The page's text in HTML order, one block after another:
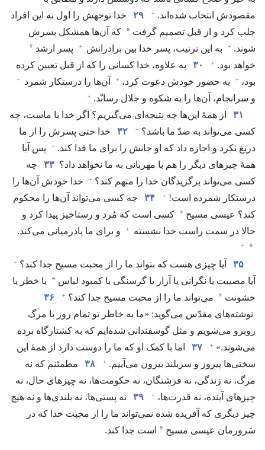
مقصودش انتخاب شده‌اند.‏ + ۲۹
خدا توجهش را اول به این افراد
جلب کرد و از قبل تصمیم گرفت * که آن‌ها همشکل پسرش
شوند.‏ + به این ترتیب،‏ پسر خدا بین برادرانش + پسر ارشد *
خواهد بود.‏ + ۳۰
به علاوه،‏ خدا کسانی را که از قبل تعیین کرده
بود،‏ + به حضور خودش دعوت کرد،‏ + آن‌ها را درستکار شمرد +
و سرانجام،‏ آن‌ها را به شکوه و جلال رسانْد.‏ +
۳۱
از همهٔ این‌ها چه نتیجه‌ای می‌گیریم؟‏ اگر خدا با ماست،‏ چه
کسی می‌تواند به ضدّ ما باشد؟‏ + ۳۲
خدا حتی پسرش را از ما
دریغ نکرد و اجازه داد که او جانش را برای ما فدا کند.‏ +
پس آیا
همهٔ چیزهای دیگر را هم با مهربانی به ما نخواهد داد؟‏ ۳۳
چه
کسی می‌تواند برگزیدگان خدا را متهم کند؟‏ +
خدا خودش آن‌ها را
درستکار شمرده است!‏ + ۳۴
چه کسی می‌تواند آن‌ها را محکوم
کند؟‏ عیسی مسیح * کسی است که مُرد و رستاخیز پیدا کرد و
حالا در سمت راست خدا نشسته
+ و برای ما پادرمیانی می‌کند.‏
*
+
۳۵ آیا چیزی هست که بتواند ما را از محبت مسیح جدا کند؟‏ +
آیا مصیبت یا نگرانی یا آزار یا گرسنگی یا کمبود لباس * یا خطر یا
خشونت * می‌تواند ما را از محبت مسیح جدا کند؟‏ +
۳۶
نوشته‌های مقدّس می‌گوید:‏ «ما به خاطر تو تمام روز با مرگ
روبرو می‌شویم و مثل گوسفندانی شده‌ایم که به کشتارگاه برده
می‌شوند.‏»‏ + ۳۷
اما با کمک او که ما را دوست دارد از همهٔ این
سختی‌ها پیروز و سربلند بیرون می‌آییم.‏ + ۳۸
مطمئنم که نه
مرگ،‏ نه زندگی،‏ نه فرشتگان،‏ نه حکومت‌ها،‏ نه چیزهای حال،‏ نه
چیزهای آینده،‏ نه قدرت‌ها،‏ + ۳۹
نه پستی‌ها،‏ نه بلندی‌ها و نه هیچ
چیز دیگری که آفریده شده نمی‌تواند ما را از محبت خدا که در
سَرورمان عیسی مسیح * است جدا کند.‏